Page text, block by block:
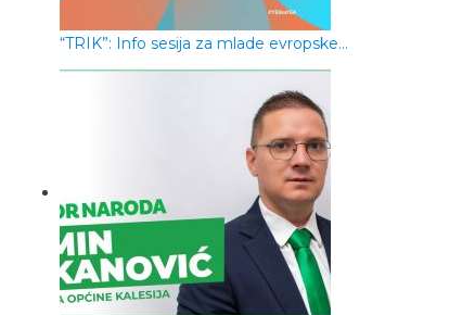
“TRIK”: Info sesija za mlade evropske…